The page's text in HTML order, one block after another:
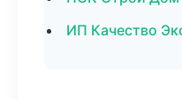
ИП Качество